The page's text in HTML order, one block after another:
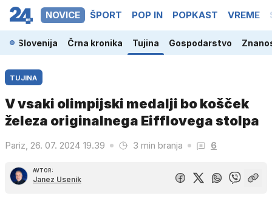
NOVICE ŠPORT POP IN POPKAST VREME
Slovenija Črna kronika Tujina Gospodarstvo
TUJINA
V vsaki olimpijski medalji bo košček
železa originalnega Eifflovega stolpa
Pariz, 26. 07. 2024 19.39 3 min branja 6
AVTOR:
Janez Usenik